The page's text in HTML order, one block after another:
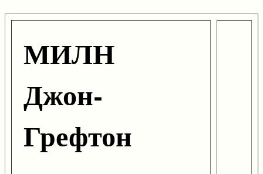
МИЛН
Джон-
Грефтон